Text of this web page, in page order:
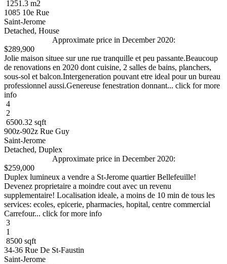
1251.3 m2
1085 10e Rue
Saint-Jerome
Detached, House
Approximate price in December 2020:
$289,900
Jolie maison situee sur une rue tranquille et peu passante.Beaucoup
de renovations en 2020 dont cuisine, 2 salles de bains, planchers,
sous-sol et balcon.Intergeneration pouvant etre ideal pour un bureau
professionnel aussi.Genereuse fenestration donnant... click for more
info
4
2
6500.32 sqft
900z-902z Rue Guy
Saint-Jerome
Detached, Duplex
Approximate price in December 2020:
$259,000
Duplex lumineux a vendre a St-Jerome quartier Bellefeuille!
Devenez proprietaire a moindre cout avec un revenu
supplementaire! Localisation ideale, a moins de 10 min de tous les
services: ecoles, epicerie, pharmacies, hopital, centre commercial
Carrefour... click for more info
3
1
8500 sqft
34-36 Rue De St-Faustin
Saint-Jerome